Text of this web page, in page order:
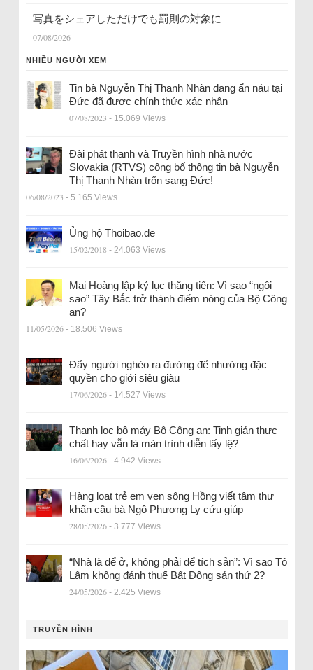
写真をシェアしただけでも罰則の対象に
07/08/2026
NHIỀU NGƯỜI XEM
Tin bà Nguyễn Thị Thanh Nhàn đang ẩn náu tại
Đức đã được chính thức xác nhận
07/08/2023 - 15.069 Views
Đài phát thanh và Truyền hình nhà nước
Slovakia (RTVS) công bố thông tin bà Nguyễn
Thị Thanh Nhàn trốn sang Đức!
06/08/2023 - 5.165 Views
Ủng hộ Thoibao.de
15/02/2018 - 24.063 Views
Mai Hoàng lập kỷ lục thăng tiến: Vì sao “ngôi
sao” Tây Bắc trở thành điểm nóng của Bộ Công
an?
11/05/2026 - 18.506 Views
Đẩy người nghèo ra đường để nhường đặc
quyền cho giới siêu giàu
17/06/2026 - 14.527 Views
Thanh lọc bộ máy Bộ Công an: Tinh giản thực
chất hay vẫn là màn trình diễn lấy lệ?
16/06/2026 - 4.942 Views
Hàng loạt trẻ em ven sông Hồng viết tâm thư
khẩn cầu bà Ngô Phương Ly cứu giúp
28/05/2026 - 3.777 Views
“Nhà là để ở, không phải để tích sản”: Vì sao Tô
Lâm không đánh thuế Bất Động sản thứ 2?
24/05/2026 - 2.425 Views
TRUYỀN HÌNH